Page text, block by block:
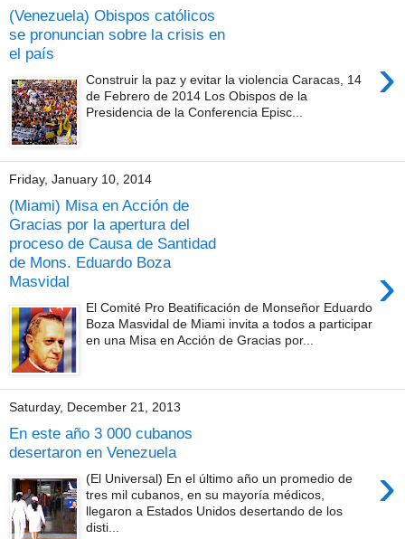
(Venezuela) Obispos católicos
se pronuncian sobre la crisis en
el país
›
Construir la paz y evitar la violencia Caracas, 14
de Febrero de 2014 Los Obispos de la
Presidencia de la Conferencia Episc...
Friday, January 10, 2014
(Miami) Misa en Acción de
Gracias por la apertura del
proceso de Causa de Santidad
de Mons. Eduardo Boza
Masvidal
›
El Comité Pro Beatificación de Monseñor Eduardo
Boza Masvidal de Miami invita a todos a participar
en una Misa en Acción de Gracias por...
Saturday, December 21, 2013
En este año 3 000 cubanos
desertaron en Venezuela
›
(El Universal) En el último año un promedio de
tres mil cubanos, en su mayoría médicos,
llegaron a Estados Unidos desertando de los
disti...